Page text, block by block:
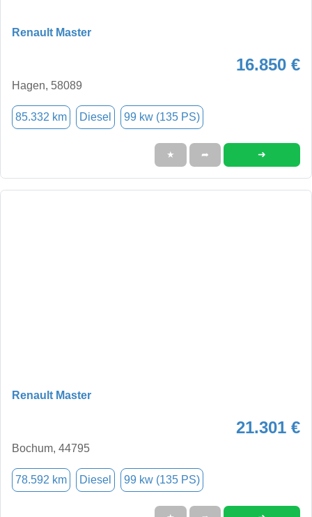
Renault Master
16.850 €
Hagen, 58089
85.332 km Diesel 99 kw (135 PS)
★ ➦ ➜
Renault Master
21.301 €
Bochum, 44795
78.592 km Diesel 99 kw (135 PS)